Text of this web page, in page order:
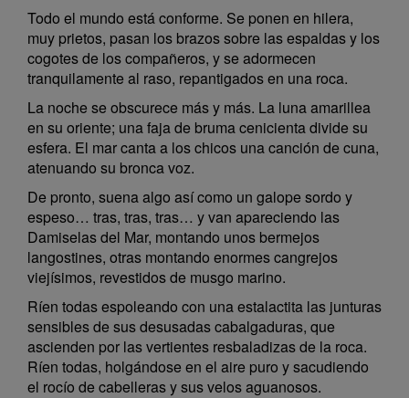
Todo el mundo está conforme. Se ponen en hilera,
muy prietos, pasan los brazos sobre las espaldas y los
cogotes de los compañeros, y se adormecen
tranquilamente al raso, repantigados en una roca.
La noche se obscurece más y más. La luna amarillea
en su oriente; una faja de bruma cenicienta divide su
esfera. El mar canta a los chicos una canción de cuna,
atenuando su bronca voz.
De pronto, suena algo así como un galope sordo y
espeso… tras, tras, tras… y van apareciendo las
Damiselas del Mar, montando unos bermejos
langostines, otras montando enormes cangrejos
viejísimos, revestidos de musgo marino.
Ríen todas espoleando con una estalactita las junturas
sensibles de sus desusadas cabalgaduras, que
ascienden por las vertientes resbaladizas de la roca.
Ríen todas, holgándose en el aire puro y sacudiendo
el rocío de cabelleras y sus velos aguanosos.